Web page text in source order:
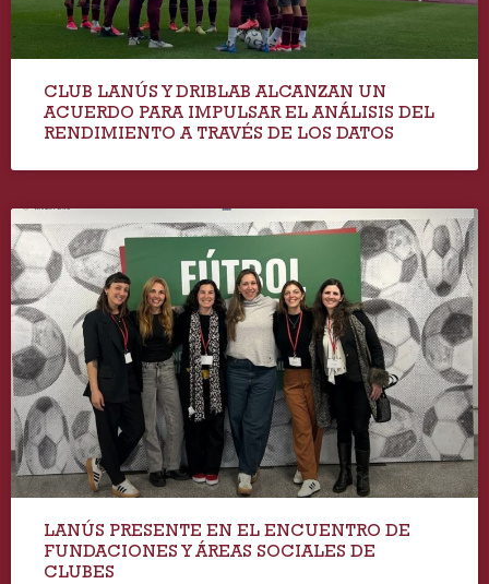
CLUB LANÚS Y DRIBLAB ALCANZAN UN
ACUERDO PARA IMPULSAR EL ANÁLISIS DEL
RENDIMIENTO A TRAVÉS DE LOS DATOS
LANÚS PRESENTE EN EL ENCUENTRO DE
FUNDACIONES Y ÁREAS SOCIALES DE
CLUBES